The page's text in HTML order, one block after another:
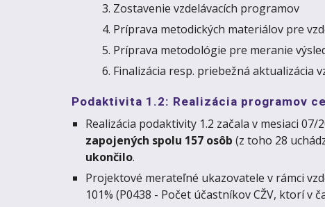
Zostavenie vzdelávacích programov
Príprava metodických materiálov pre
Príprava metodológie pre meranie
Finalizácia resp. priebežná aktualizácia
Podaktivita 1.2: Realizácia programov
Realizácia podaktivity 1.2 začala v mesiaci
zapojených spolu 157 osôb (z toho 28
ukončilo.
Projektové merateľné ukazovatele v rámci
101% (P0438 - Počet účastníkov CŽV, ktorí v